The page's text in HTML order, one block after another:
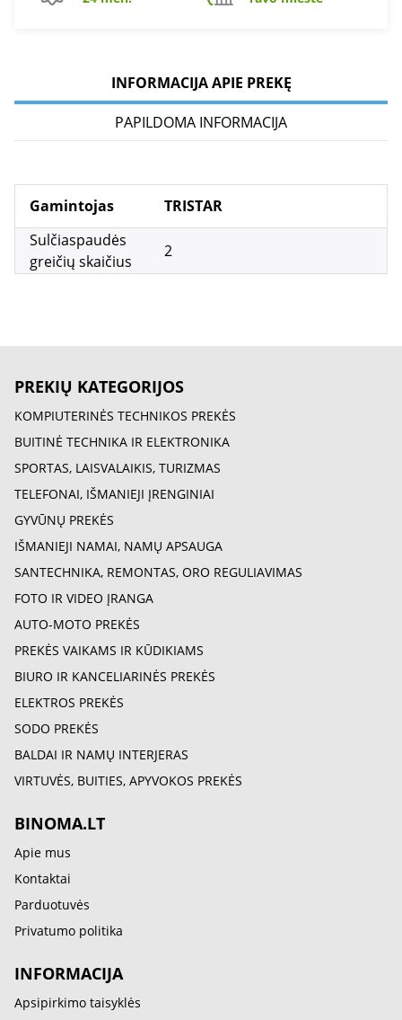
INFORMACIJA APIE PREKĘ
PAPILDOMA INFORMACIJA
Gamintojas
TRISTAR
Sulčiaspaudės
greičių skaičius
2
PREKIŲ KATEGORIJOS
KOMPIUTERINĖS TECHNIKOS PREKĖS
BUITINĖ TECHNIKA IR ELEKTRONIKA
SPORTAS, LAISVALAIKIS, TURIZMAS
TELEFONAI, IŠMANIEJI ĮRENGINIAI
GYVŪNŲ PREKĖS
IŠMANIEJI NAMAI, NAMŲ APSAUGA
SANTECHNIKA, REMONTAS, ORO REGULIAVIMAS
FOTO IR VIDEO ĮRANGA
AUTO-MOTO PREKĖS
PREKĖS VAIKAMS IR KŪDIKIAMS
BIURO IR KANCELIARINĖS PREKĖS
ELEKTROS PREKĖS
SODO PREKĖS
BALDAI IR NAMŲ INTERJERAS
VIRTUVĖS, BUITIES, APYVOKOS PREKĖS
BINOMA.LT
Apie mus
Kontaktai
Parduotuvės
Privatumo politika
INFORMACIJA
Apsipirkimo taisyklės